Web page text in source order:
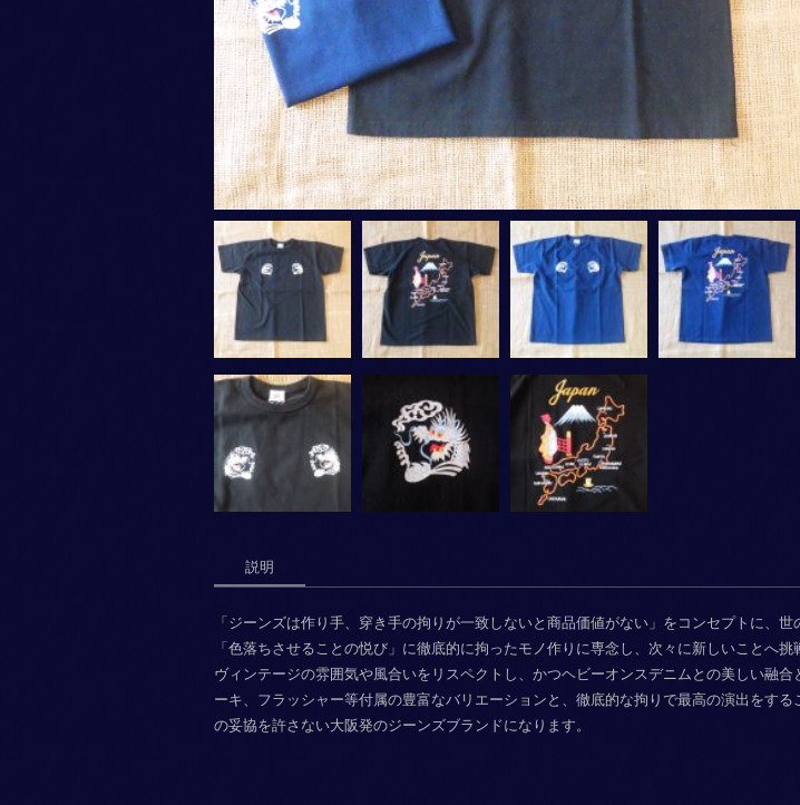
説明
「ジーンズは作り手、穿き手の拘りが一致しないと商品価値がない」をコンセプトに、
「色落ちさせることの悦び」に徹底的に拘ったモノ作りに専念し、次々に新しいことへ挑
ヴィンテージの雰囲気や風合いをリスペクトし、かつヘビーオンスデニムとの美しい融
ーキ、フラッシャー等付属の豊富なバリエーションと、徹底的な拘りで最高の演出をす
の妥協を許さない大阪発のジーンズブランドになります。